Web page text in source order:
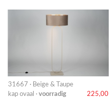
31667 · Beige & Taupe
kap ovaal · voorradig 225,00